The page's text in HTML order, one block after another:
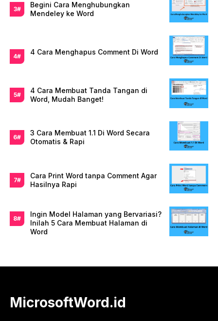
Begini Cara Menghubungkan
Mendeley ke Word
4 Cara Menghapus Comment Di Word
4 Cara Membuat Tanda Tangan di
Word, Mudah Banget!
3 Cara Membuat 1.1 Di Word Secara
Otomatis & Rapi
Cara Print Word tanpa Comment Agar
Hasilnya Rapi
Ingin Model Halaman yang Bervariasi?
Inilah 5 Cara Membuat Halaman di
Word
MicrosoftWord.id